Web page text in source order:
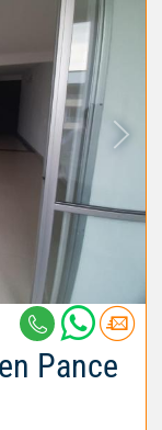
Pance